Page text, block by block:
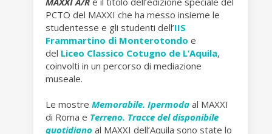
PCTO del MAXXI che ha messo insieme le
studentesse e gli studenti dell’IIS
Frammartino di Monterotondo e
del Liceo Classico Cotugno de L’Aquila,
coinvolti in un percorso di mediazione
museale.
Le mostre Memorabile. Ipermoda al MAXXI
di Roma e Terreno. Tracce del disponibile
quotidiano al MAXXI dell’Aquila sono state lo